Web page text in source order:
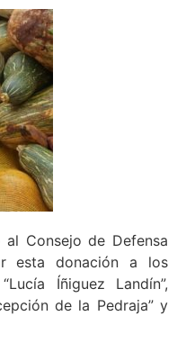
Consejo de Defensa
esta donación a los
Íñiguez Landín”,
de la Pedraja” y